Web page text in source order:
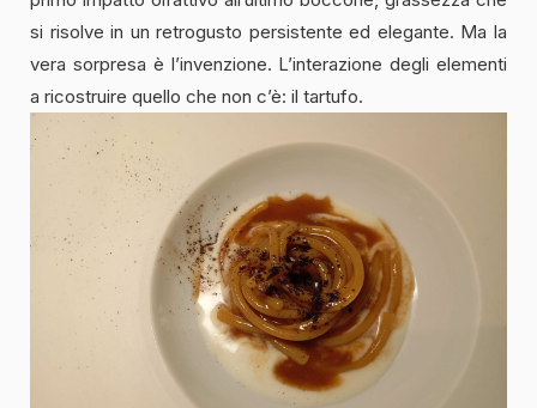
si risolve in un retrogusto persistente ed elegante. Ma la
vera sorpresa è l’invenzione. L’interazione degli elementi
a ricostruire quello che non c’è: il tartufo.